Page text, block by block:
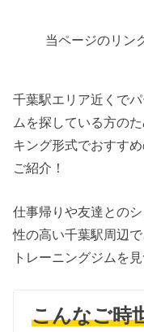
当ページのリン
千葉駅エリア近くで
ムを探している方の
キング形式でおすす
ご紹介！
仕事帰りや友達との
性の高い千葉駅周辺
トレーニングジムを
こんなご時